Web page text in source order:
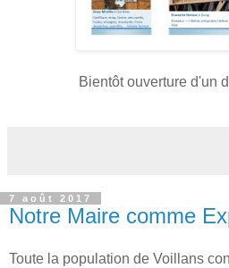
Bientôt ouverture d'un
7 août 2017
Notre Maire comme
Toute la population de Voillans